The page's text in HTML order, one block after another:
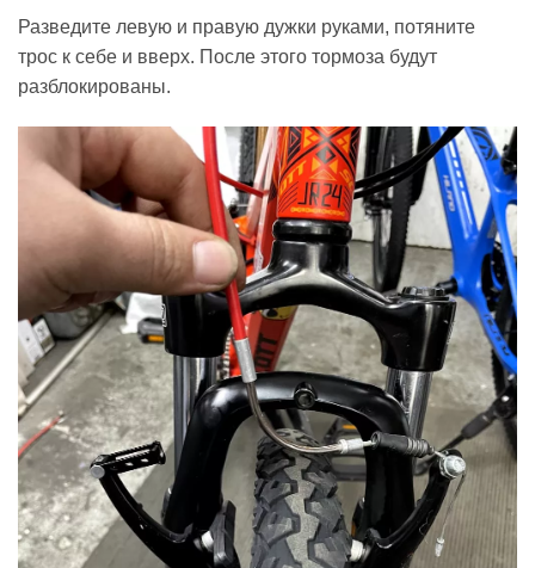
Разведите левую и правую дужки руками, потяните
трос к себе и вверх. После этого тормоза будут
разблокированы.